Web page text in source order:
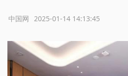
2025-01-14 14:13:45
中国网